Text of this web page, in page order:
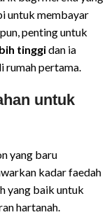
untuk membayar
penting untuk
tinggidan ia
rumah pertama.
untuk
yang baru
kadar faedah
yang baik untuk
hartanah.